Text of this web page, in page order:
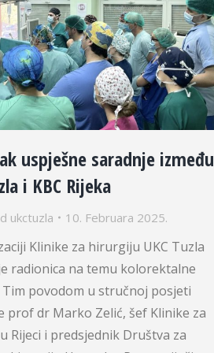
uspješne saradnje između
i KBC Rijeka
ukctuzla 10. Februara 2025.
Klinike za hirurgiju UKC Tuzla
radionica na temu kolorektalne
povodom u stručnoj posjeti
prof dr Marko Zelić, šef Klinike za
Rijeci i predsjednik Društva za